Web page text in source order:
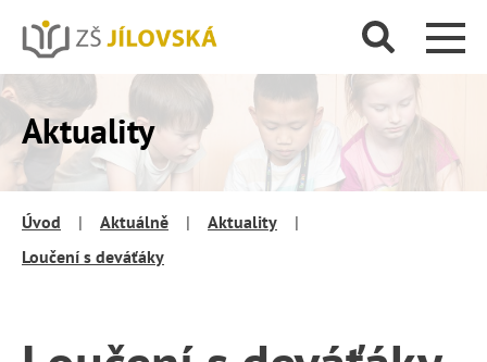
Aktuality
Úvod | Aktuálně | Aktuality
|
Loučení s deváťáky